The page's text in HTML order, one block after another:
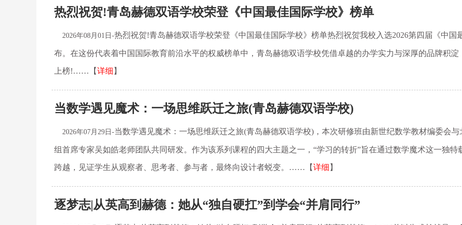
热烈祝贺!青岛赫德双语学校荣登《中国最佳国际学校》榜单
2026年08月01日-热烈祝贺!青岛赫德双语学校荣登《中国最佳国际学校》榜单热烈祝贺我校入选2026第四届《中
布。在这份代表着中国国际教育前沿水平的权威榜单中，青岛赫德双语学校凭借卓越的办学实力与深厚的品牌积
上榜!……【详细 】
当数学遇见魔术：一场思维跃迁之旅(青岛赫德双语学校)
2026年07月29日-当数学遇见魔术：一场思维跃迁之旅(青岛赫德双语学校)，本次研修班由新世纪数学教材编委会
组首席专家吴如皓老师团队共同研发。作为该系列课程的四大主题之一，“学习的转折”旨在通过数学魔术这一独
跨越，见证学生从观察者、思考者、参与者，最终向设计者蜕变。……【详细 】
逐梦志|从英高到赫德：她从“独自硬扛”到学会“并肩同行”